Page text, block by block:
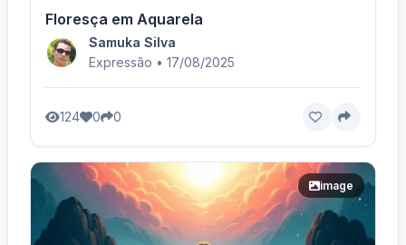
Floresça em Aquarela
Samuka Silva
Expressão • 17/08/2025
124 0 0
image